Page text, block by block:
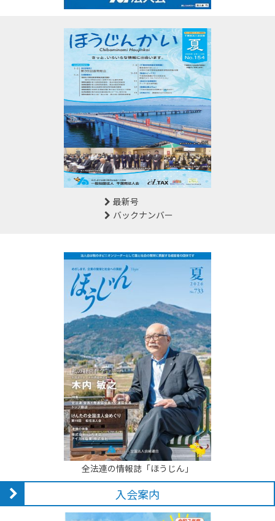
最新号
バックナンバー
全法連の情報誌「ほうじん」
入会案内